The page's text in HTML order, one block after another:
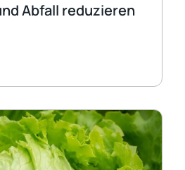
Abfall reduzieren